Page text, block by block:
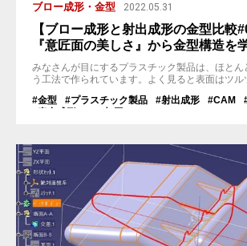
ブロー成形・金型 2022.05.31
【ブロー成形と射出成形の金型比較
『意匠面の美しさ』から金型構造を
みなさんが目にするプラスチック製品は、ほと
う工法で作られています。よく見ると表面はツ
いると思います。 このように、射出成形で作られ
#金型 #プラスチック製品 #射出成形 #CAM